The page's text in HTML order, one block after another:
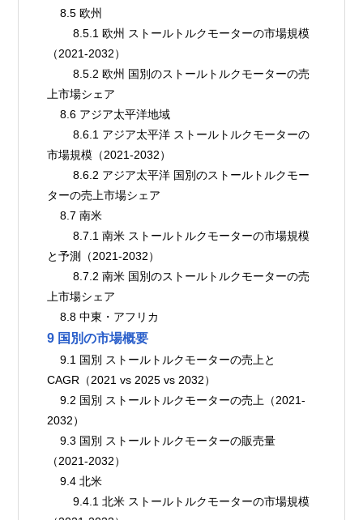
    8.5 欧州
        8.5.1 欧州 ストールトルクモーターの市場規模
（2021-2032）
        8.5.2 欧州 国別のストールトルクモーターの売
上市場シェア
    8.6 アジア太平洋地域
        8.6.1 アジア太平洋 ストールトルクモーターの
市場規模（2021-2032）
        8.6.2 アジア太平洋 国別のストールトルクモー
ターの売上市場シェア
    8.7 南米
        8.7.1 南米 ストールトルクモーターの市場規模
と予測（2021-2032）
        8.7.2 南米 国別のストールトルクモーターの売
上市場シェア
    8.8 中東・アフリカ
9 国別の市場概要
    9.1 国別 ストールトルクモーターの売上と
CAGR（2021 vs 2025 vs 2032）
    9.2 国別 ストールトルクモーターの売上（2021-
2032）
    9.3 国別 ストールトルクモーターの販売量
（2021-2032）
    9.4 北米
        9.4.1 北米 ストールトルクモーターの市場規模